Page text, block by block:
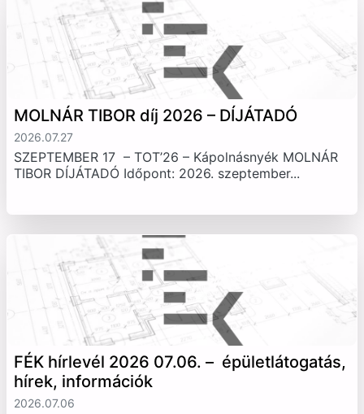
MOLNÁR TIBOR díj 2026 – DÍJÁTADÓ
2026.07.27
SZEPTEMBER 17 – TOT’26 – Kápolnásnyék MOLNÁR
TIBOR DÍJÁTADÓ Időpont: 2026. szeptember...
FÉK hírlevél 2026 07.06. – épületlátogatás,
hírek, információk
2026.07.06